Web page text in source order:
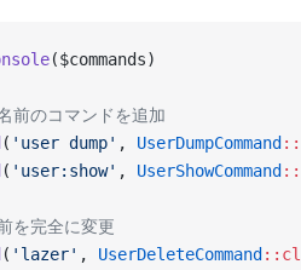
($commands)
前のコマンドを追加
( 'user dump' , UserDumpCommand
( 'user:show' , UserShowCommand
を完全に変更
( 'lazer' , UserDeleteCommand